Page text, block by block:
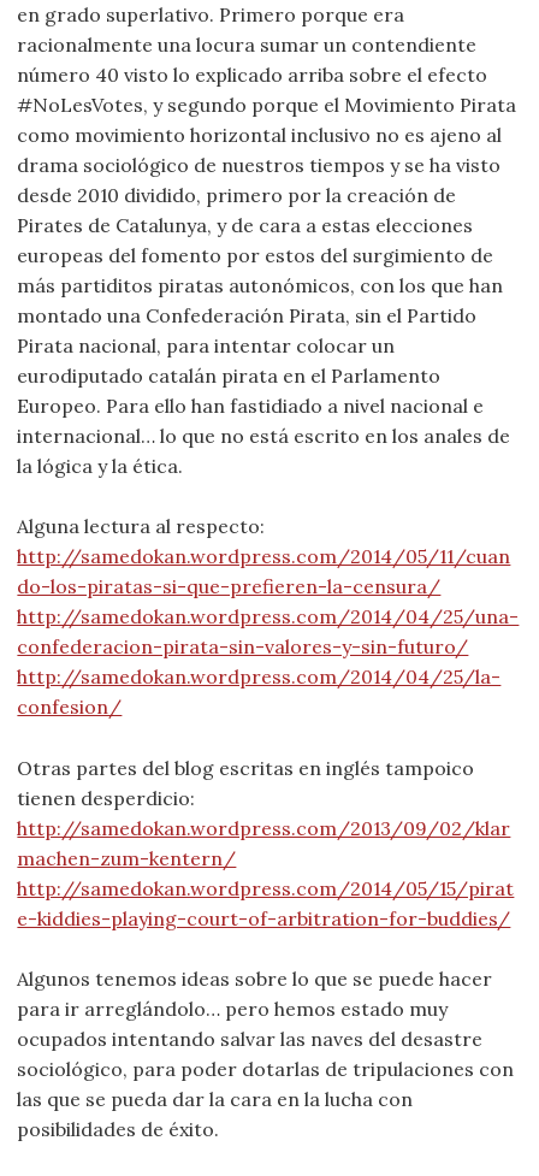
en grado superlativo. Primero porque era
racionalmente una locura sumar un contendiente
número 40 visto lo explicado arriba sobre el efecto
#NoLesVotes, y segundo porque el Movimiento Pirata
como movimiento horizontal inclusivo no es ajeno al
drama sociológico de nuestros tiempos y se ha visto
desde 2010 dividido, primero por la creación de
Pirates de Catalunya, y de cara a estas elecciones
europeas del fomento por estos del surgimiento de
más partiditos piratas autonómicos, con los que han
montado una Confederación Pirata, sin el Partido
Pirata nacional, para intentar colocar un
eurodiputado catalán pirata en el Parlamento
Europeo. Para ello han fastidiado a nivel nacional e
internacional… lo que no está escrito en los anales de
la lógica y la ética.
Alguna lectura al respecto:
http://samedokan.wordpress.com/2014/05/11/cuan
do-los-piratas-si-que-prefieren-la-censura/
http://samedokan.wordpress.com/2014/04/25/una-
confederacion-pirata-sin-valores-y-sin-futuro/
http://samedokan.wordpress.com/2014/04/25/la-
confesion/
Otras partes del blog escritas en inglés tampoico
tienen desperdicio:
http://samedokan.wordpress.com/2013/09/02/klar
machen-zum-kentern/
http://samedokan.wordpress.com/2014/05/15/pirat
e-kiddies-playing-court-of-arbitration-for-buddies/
Algunos tenemos ideas sobre lo que se puede hacer
para ir arreglándolo… pero hemos estado muy
ocupados intentando salvar las naves del desastre
sociológico, para poder dotarlas de tripulaciones con
las que se pueda dar la cara en la lucha con
posibilidades de éxito.